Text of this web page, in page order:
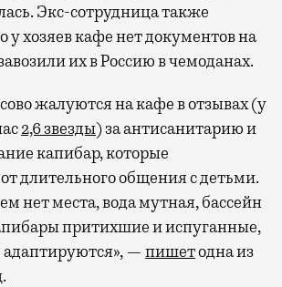
Экс-сотрудница также
у хозяев кафе нет документов на
их в Россию в чемоданах.
жалуются на кафе в отзывах (у
2,6 звезды) за антисанитарию и
капибар, которые
длительного общения с детьми.
нет места, вода мутная, бассейн
притихшие и испуганные,
адаптируются», — пишетодна из